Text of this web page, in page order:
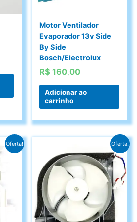
Motor Ventilador
Evaporador 13v Side
By Side
Bosch/Electrolux
R$ 160,00
Adicionar ao
carrinho
Oferta! Oferta!